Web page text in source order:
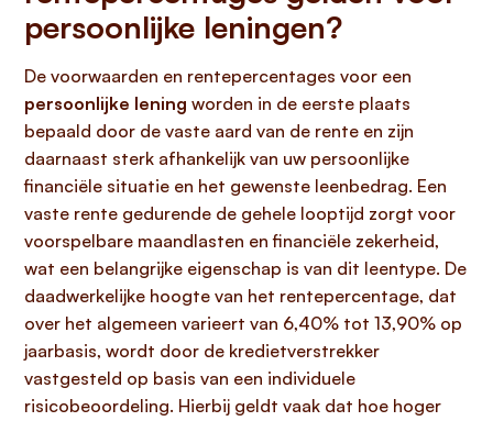
persoonlijke leningen?
De voorwaarden en rentepercentages voor een
persoonlijke lening worden in de eerste plaats
bepaald door de vaste aard van de rente en zijn
daarnaast sterk afhankelijk van uw persoonlijke
financiële situatie en het gewenste leenbedrag. Een
vaste rente gedurende de gehele looptijd zorgt voor
voorspelbare maandlasten en financiële zekerheid,
wat een belangrijke eigenschap is van dit leentype. De
daadwerkelijke hoogte van het rentepercentage, dat
over het algemeen varieert van 6,40% tot 13,90% op
jaarbasis, wordt door de kredietverstrekker
vastgesteld op basis van een individuele
risicobeoordeling. Hierbij geldt vaak dat hoe hoger